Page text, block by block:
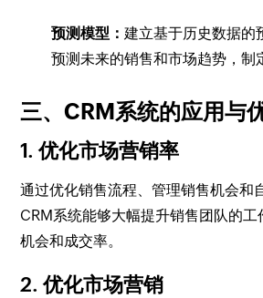
预测模型：建立基于历史数据的
预测未来的销售和市场趋势，制
三、CRM系统的应用与
1. 优化市场营销率
通过优化销售流程、管理销售机会和
CRM系统能够大幅提升销售团队的工
机会和成交率。
2. 优化市场营销